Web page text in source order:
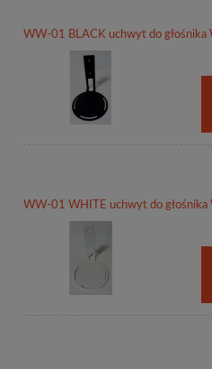
WW-01 BLACK uchwyt do głośnika
WW-01 WHITE uchwyt do głośnika